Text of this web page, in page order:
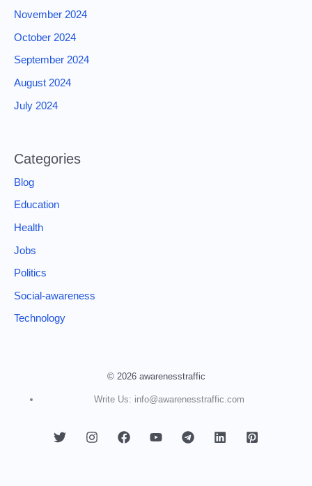
November 2024
October 2024
September 2024
August 2024
July 2024
Categories
Blog
Education
Health
Jobs
Politics
Social-awareness
Technology
© 2026 awarenesstraffic
Write Us: info@awarenesstraffic.com